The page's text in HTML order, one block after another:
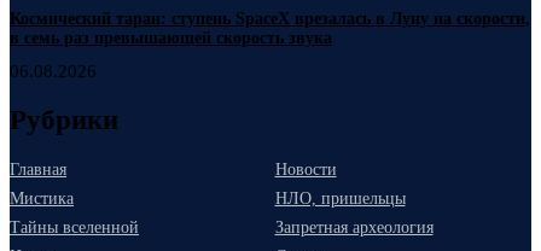
Космический таран: ступень SpaceX врезалась в Луну на скорости,
в семь раз превышающей скорость звука
06.08.2026
Рубрики
Главная
Новости
Мистика
НЛО, пришельцы
Тайны вселенной
Запретная археология